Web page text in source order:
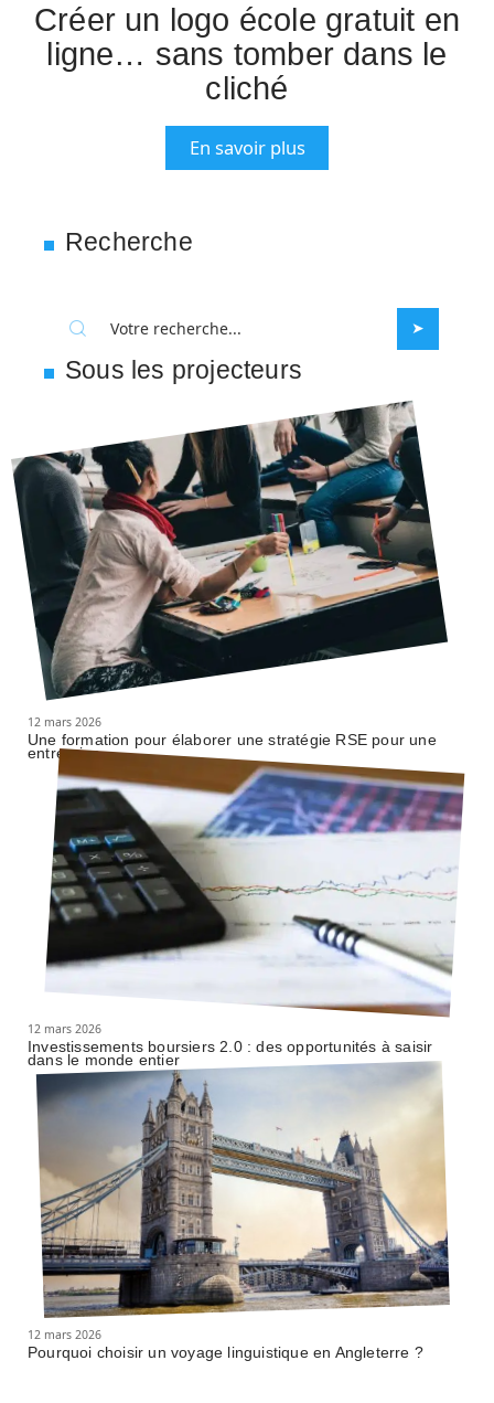
Créer un logo école gratuit en
ligne… sans tomber dans le
cliché
En savoir plus
Recherche
Sous les projecteurs
12 mars 2026
Une formation pour élaborer une stratégie RSE pour une
entreprise
12 mars 2026
Investissements boursiers 2.0 : des opportunités à saisir
dans le monde entier
12 mars 2026
Pourquoi choisir un voyage linguistique en Angleterre ?